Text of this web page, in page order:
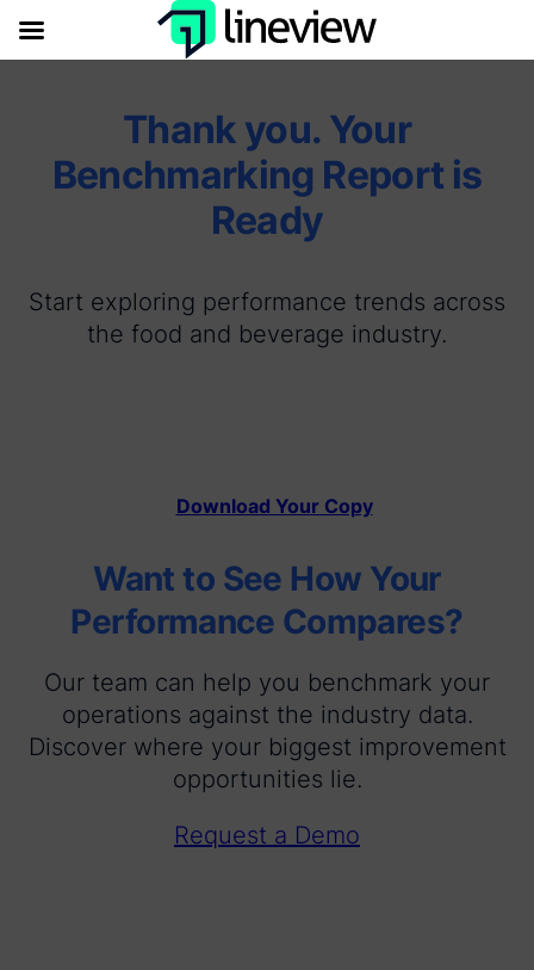
Thank you. Your
Benchmarking Report is
Ready
Start exploring performance trends across
the food and beverage industry.
Download Your Copy
Want to See How Your
Performance Compares?
Our team can help you benchmark your
operations against the industry data.
Discover where your biggest improvement
opportunities lie.
Request a Demo